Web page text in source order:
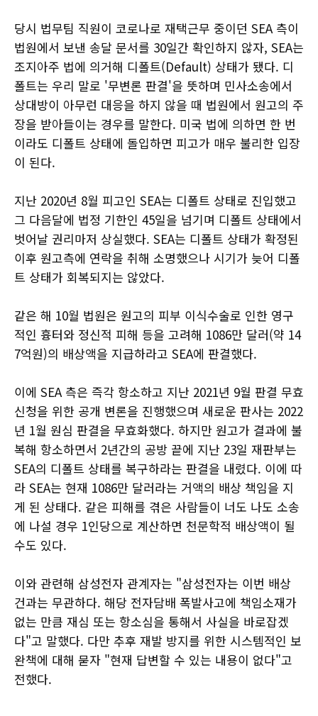
당시 법무팀 직원이 코로나로 재택근무 중이던 SEA 측이
법원에서 보낸 송달 문서를 30일간 확인하지 않자, SEA는
조지아주 법에 의거해 디폴트(Default) 상태가 됐다. 디
폴트는 우리 말로 '무변론 판결'을 뜻하며 민사소송에서
상대방이 아무런 대응을 하지 않을 때 법원에서 원고의 주
장을 받아들이는 경우를 말한다. 미국 법에 의하면 한 번
이라도 디폴트 상태에 돌입하면 피고가 매우 불리한 입장
이 된다.
지난 2020년 8월 피고인 SEA는 디폴트 상태로 진입했고
그 다음달에 법정 기한인 45일을 넘기며 디폴트 상태에서
벗어날 권리마저 상실했다. SEA는 디폴트 상태가 확정된
이후 원고측에 연락을 취해 소명했으나 시기가 늦어 디폴
트 상태가 회복되지는 않았다.
같은 해 10월 법원은 원고의 피부 이식수술로 인한 영구
적인 흉터와 정신적 피해 등을 고려해 1086만 달러(약 14
7억원)의 배상액을 지급하라고 SEA에 판결했다.
이에 SEA 측은 즉각 항소하고 지난 2021년 9월 판결 무효
신청을 위한 공개 변론을 진행했으며 새로운 판사는 2022
년 1월 원심 판결을 무효화했다. 하지만 원고가 결과에 불
복해 항소하면서 2년간의 공방 끝에 지난 23일 재판부는
SEA의 디폴트 상태를 복구하라는 판결을 내렸다. 이에 따
라 SEA는 현재 1086만 달러라는 거액의 배상 책임을 지
게 된 상태다. 같은 피해를 겪은 사람들이 너도 나도 소송
에 나설 경우 1인당으로 계산하면 천문학적 배상액이 될
수도 있다.
이와 관련해 삼성전자 관계자는 "삼성전자는 이번 배상
건과는 무관하다. 해당 전자담배 폭발사고에 책임소재가
없는 만큼 재심 또는 항소심을 통해서 사실을 바로잡겠
다"고 말했다. 다만 추후 재발 방지를 위한 시스템적인 보
완책에 대해 묻자 "현재 답변할 수 있는 내용이 없다"고
전했다.